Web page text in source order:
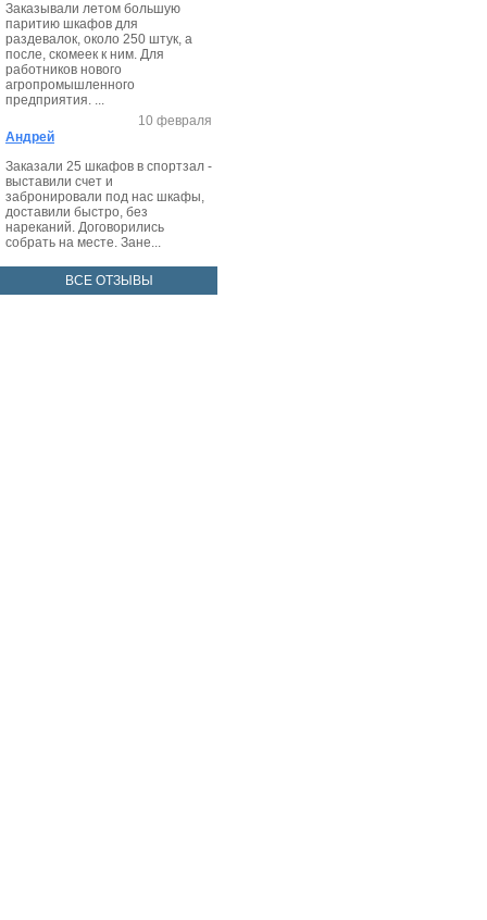
Заказывали летом большую
паритию шкафов для
раздевалок, около 250 штук, а
после, скомеек к ним. Для
работников нового
агропромышленного
предприятия. ...
Андрей
10 февраля
Заказали 25 шкафов в спортзал -
выставили счет и
забронировали под нас шкафы,
доставили быстро, без
нареканий. Договорились
собрать на месте. Зане...
ВСЕ ОТЗЫВЫ